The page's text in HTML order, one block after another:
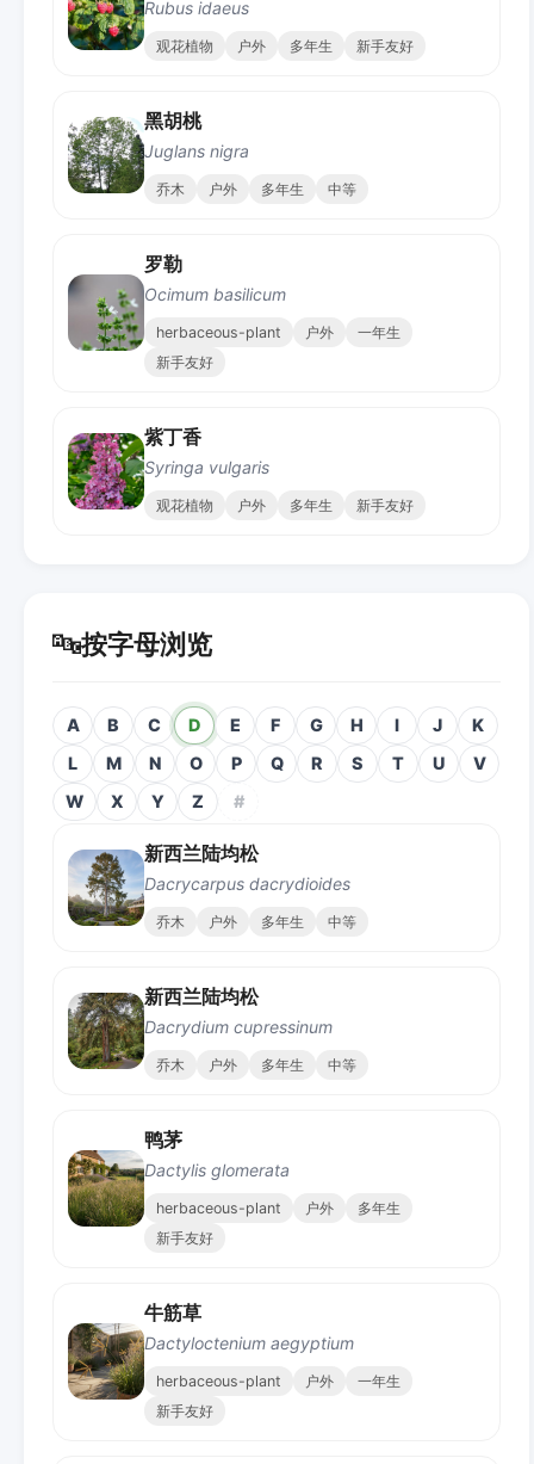
Rubus idaeus
观花植物 户外 多年生 新手友好
黑胡桃
Juglans nigra
乔木 户外 多年生 中等
罗勒
Ocimum basilicum
herbaceous-plant 户外
一年生
新手友好
紫丁香
Syringa vulgaris
观花植物 户外 多年生 新手友好
🔤按字母浏览
A B C D E F G H I J
K
L
M N O P Q R S T U
V
W
X Y Z #
新西兰陆均松
Dacrycarpus dacrydioides
乔木 户外 多年生 中等
新西兰陆均松
Dacrydium cupressinum
乔木 户外 多年生 中等
鸭茅
Dactylis glomerata
herbaceous-plant 户外
多年生
新手友好
牛筋草
Dactyloctenium aegyptium
herbaceous-plant 户外
一年生
新手友好